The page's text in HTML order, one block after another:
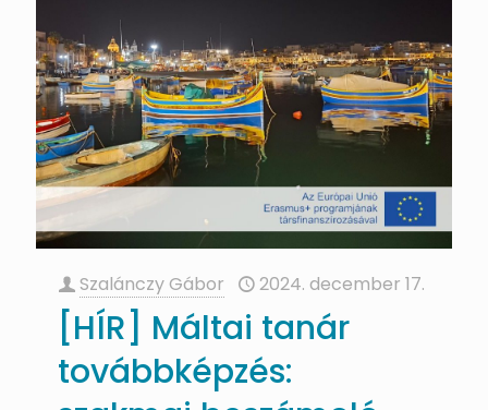
Szalánczy Gábor 2024. december 17.
[HÍR] Máltai tanár
továbbképzés: